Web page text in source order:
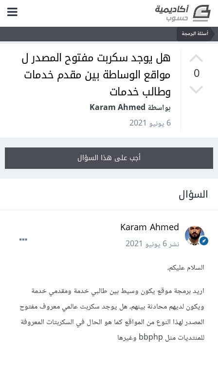
أسئلة البرمجة
0
هل يوجد سكربت مفتوح المصدر ل
مواقع الوساطة بين مقدم خدمات
وطالب خدمات
بواسطة Karam Ahmed
6 يونيو 2021
أجب على هذا السؤال
السؤال
Karam Ahmed
نشر6 يونيو 2021
السلام عليكم،
اريد برمجة موقع يكون وسيط بين طالبي خدمة ومقدمي خدمة
ويكون لديهم محادثة بينهم، هل يوجد سكربت عالمي معروف مفتوح
المصدر لهذا النوع من المواقع كما هو الحال في السكربتات المعروفة
للمنتديات مثل bbphp وغيرها